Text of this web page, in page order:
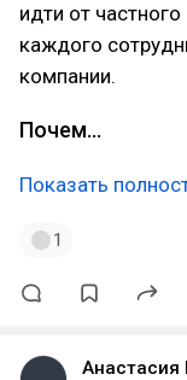
идти от
каждого
компании.
Почем…
Показать
1
Анастасия